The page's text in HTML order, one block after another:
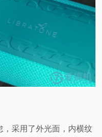
，采用了外光面，内横纹